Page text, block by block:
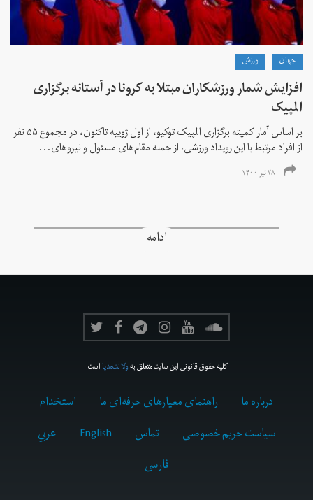
جهان ورزش
افزایش شمار ورزشکاران مبتلا به کرونا در آستانه برگزاری
المپیک
بر اساس آمار کمیته برگزاری المپیک توکیو، از اول ژوییه تاکنون، در مجموع ۵۵ نفر
از افراد مرتبط با این رویداد ورزشی، از جمله مقام‌های مسئول و نیروهای...
۲۸ تیر ۱۴۰۰
ادامه
کلیه حقوق قانونی این سایت متعلق بهولانت‌مدیااست.
درباره ما راهنمای معیارهای حرفه‌ای ما
استخدام
سیاست حریم خصوصی
تماس English
عربي
فارسى